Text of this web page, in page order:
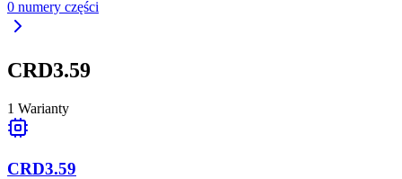
0 numery części
CRD3.59
1 Warianty
CRD3.59